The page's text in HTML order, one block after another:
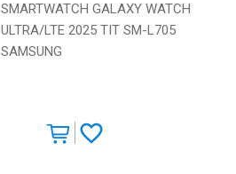
SMARTWATCH GALAXY WATCH
ULTRA/LTE 2025 TIT SM-L705
SAMSUNG